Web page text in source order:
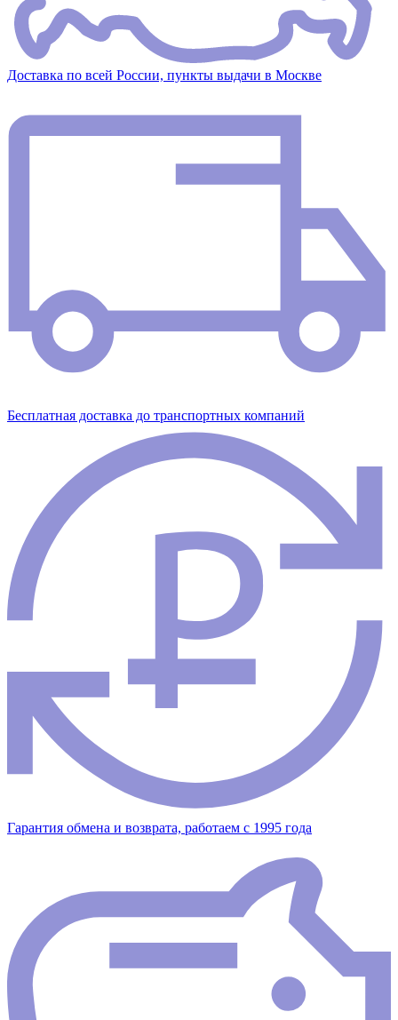
Доставка по всей России, пункты выдачи в Москве
Бесплатная доставка до транспортных компаний
Гарантия обмена и возврата, работаем с 1995 года